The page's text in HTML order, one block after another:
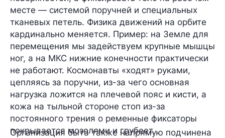
месте — системой поручней и специальных
тканевых петель. Физика движений на орбите
кардинально меняется. Пример: на Земле для
перемещения мы задействуем крупные мышцы
ног, а на МКС нижние конечности практически
не работают. Космонавты «ходят» руками,
цепляясь за поручни, из-за чего основная
нагрузка ложится на плечевой пояс и кисти, а
кожа на тыльной стороне стоп из-за
постоянного трения о ременные фиксаторы
покрывается мозолями и грубеет.
Организация быта также напрямую подчинена